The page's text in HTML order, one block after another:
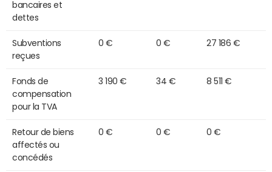
bancaires et
dettes
Subventions
reçues
0 € 0 € 27 186 €
Fonds de
compensation
pour la TVA
3 190 € 34 € 8 511 €
Retour de biens
affectés ou
concédés
0 € 0 € 0 €